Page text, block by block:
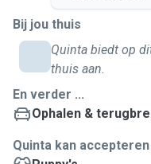
Bij jou thuis
Quinta biedt op
thuis aan.
En verder ...
Ophalen &
Quinta kan accepteren